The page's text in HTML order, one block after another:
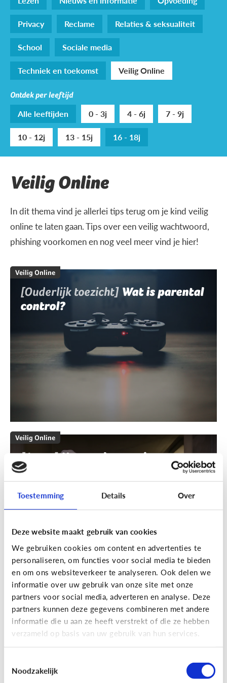
Toestemming Details Over
Deze website maakt gebruik van cookies
We gebruiken cookies om content en advertenties te
personaliseren, om functies voor social media te bieden
en om ons websiteverkeer te analyseren. Ook delen we
informatie over uw gebruik van onze site met onze
partners voor social media, adverteren en analyse. Deze
partners kunnen deze gegevens combineren met andere
informatie die u aan ze heeft verstrekt of die ze hebben
verzameld op basis van uw gebruik van hun services.
Noodzakelijk
Privacy
Reclame
Relaties & seksualiteit
School
Sociale media
Techniek en toekomst
Veilig Online
Ontdek per leeftijd
Alle leeftijden 0 - 3j 4 - 6j
7 - 9j
10 - 12j
13 - 15j 16 - 18j
Veilig Online
In dit thema vind je allerlei tips terug om je kind veilig
online te laten gaan. Tips over een veilig wachtwoord,
phishing voorkomen en nog veel meer vind je hier!
Veilig Online
[Ouderlijk toezicht] Wat is parental
control?
Veilig Online
[Actua]Hoe snel geven jongeren
hun bankkaart in ruil voor geld?
En wat zijn 'geldezels'?
[Hoe werkt het?]Locatiegegevens
delen via de smartphone